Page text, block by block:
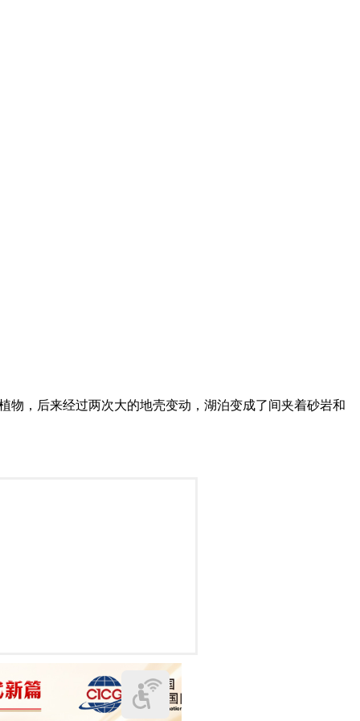
，后来经过两次大的地壳变动，湖泊变成了间夹着砂岩和